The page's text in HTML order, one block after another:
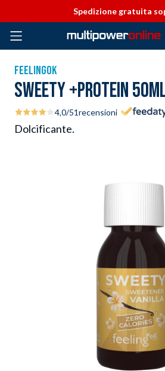
Spedizione gratuita
FEELINGOK
SWEETY +PROTEIN
4,0/51recensioni
Dolcificante.